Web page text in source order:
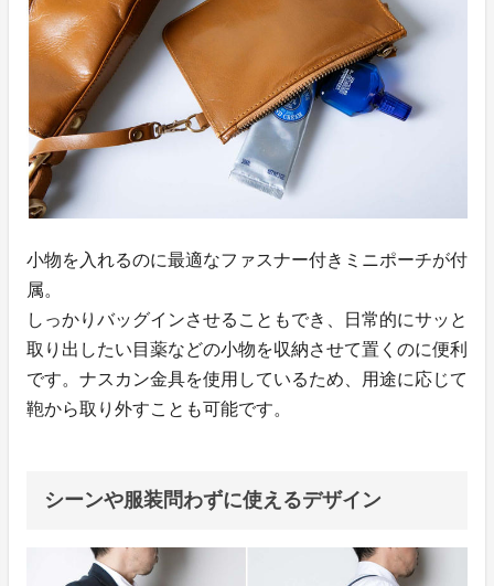
小物を入れるのに最適なファスナー付きミニポーチが付
属。
しっかりバッグインさせることもでき、日常的にサッと
取り出したい目薬などの小物を収納させて置くのに便利
です。ナスカン金具を使用しているため、用途に応じて
鞄から取り外すことも可能です。
シーンや服装問わずに使えるデザイン